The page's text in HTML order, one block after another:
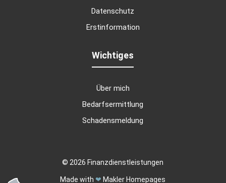
Datenschutz
Erstinformation
Wichtiges
Über mich
Bedarfsermittlung
Schadensmeldung
© 2026 Finanzdienstleistungen
Made with❤ Makler Homepages